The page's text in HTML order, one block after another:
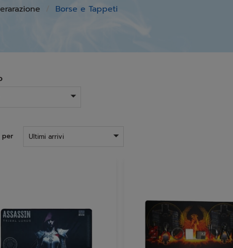
Borse e Tappeti
per Ultimi arrivi